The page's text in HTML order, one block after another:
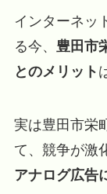
インターネッ
る今、 豊田市
とのメリット
実は豊田市栄
て、競争が激
アナログ広告